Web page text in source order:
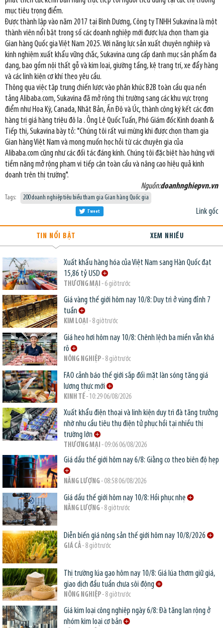
mục tiêu trọng điểm.
Được thành lập vào năm 2017 tại Bình Dương, Công ty TNHH Sukavina là một
thành viên nổi bật trong số các doanh nghiệp mới được lựa chọn tham gia
Gian hàng Quốc gia Việt Nam 2025. Với năng lực sản xuất chuyên nghiệp và
kinh nghiệm xuất khẩu vững chắc, Sukavina cung cấp danh mục sản phẩm đa
dạng, bao gồm nội thất gỗ và kim loại, giường tầng, kệ trang trí, xe đẩy hàng
và các linh kiện cơ khí theo yêu cầu.
Thông qua việc tập trung chiến lược vào phân khúc B2B toàn cầu qua nền
tảng Alibaba.com, Sukavina đã mở rộng thị trường sang các khu vực trọng
điểm như Hoa Kỳ, Canada, Nhật Bản, Ấn Độ và Úc, thành công ký kết các đơn
hàng trị giá hàng triệu đô la . Ông Lê Quốc Tuấn, Phó Giám đốc Kinh doanh &
Tiếp thị, Sukavina bày tỏ: "Chúng tôi rất vui mừng khi được chọn tham gia
Gian hàng Việt Nam và mong muốn học hỏi từ các chuyên gia của
Alibaba.com cũng như các đối tác đáng kính. Chúng tôi đặc biệt hào hứng với
tiềm năng mở rộng phạm vi tiếp cận toàn cầu và nâng cao hiệu quả kinh
doanh trên thị trường".
Nguồn:doanhnghiepvn.vn
Tags: 200 doanh nghiệp tiêu biểu tham gia Gian hàng Quốc gia
Link gốc
Tweet
TIN NỔI BẬT XEM NHIỀU
Xuất khẩu hàng hóa của Việt Nam sang Hàn Quốc đạt
15,86 tỷ USD
THƯƠNG MẠI - 6 giờ trước
Giá vàng thế giới hôm nay 10/8: Duy trì ở vùng đỉnh 7
tuần
KIM LOẠI - 8 giờ trước
Giá heo hơi hôm nay 10/8: Chênh lệch ba miền vẫn khá
rõ
NÔNG NGHIỆP- 8 giờ trước
FAO cảnh báo thế giới sắp đối mặt làn sóng tăng giá
lương thực mới
KINH TẾ- 10:29 06/08/2026
Xuất khẩu điện thoại và linh kiện duy trì đà tăng trưởng
nhờ nhu cầu tiêu thụ điện tử phục hồi tại nhiều thị
trường lớn
THƯƠNG MẠI - 09:06 06/08/2026
Giá dầu thế giới hôm nay 6/8: Giằng co theo biên độ hẹp
NĂNG LƯỢNG - 08:58 06/08/2026
Giá dầu thế giới hôm nay 10/8: Hồi phục nhẹ
NĂNG LƯỢNG - 8 giờ trước
Diễn biến giá nông sản thế giới hôm nay 10/8/2026
GIÁ CẢ- 8 giờ trước
Thị trường lúa gạo hôm nay 10/8: Giá lúa thơm giữ giá,
giao dịch đầu tuần chưa sôi động
NÔNG NGHIỆP- 8 giờ trước
Giá kim loại công nghiệp ngày 6/8: Đà tăng lan rộng ở
nhóm kim loại cơ bản